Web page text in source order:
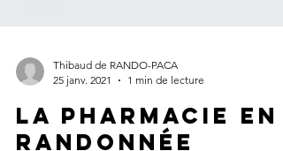
25 janv. 2021
1 min de lecture